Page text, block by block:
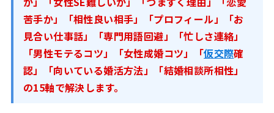
苦手か」「相性良い相手」「プロフィール」「お
見合い仕事話」「専門用語回避」「忙しさ連絡」
「男性モテるコツ」「女性成婚コツ」「仮交際確
認」「向いている婚活方法」「結婚相談所相性」
の15軸で解決します。